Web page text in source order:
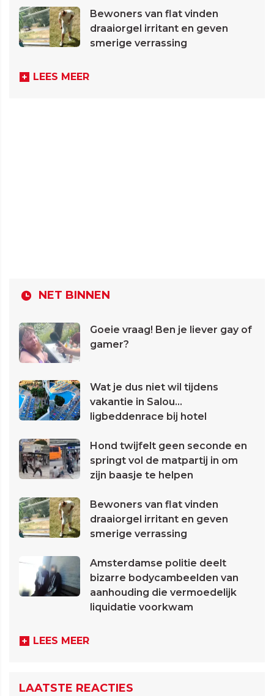
Bewoners van flat vinden
draaiorgel irritant en geven
smerige verrassing
LEES MEER
NET BINNEN
Goeie vraag! Ben je liever gay of
gamer?
Wat je dus niet wil tijdens
vakantie in Salou...
ligbeddenrace bij hotel
Hond twijfelt geen seconde en
springt vol de matpartij in om
zijn baasje te helpen
Bewoners van flat vinden
draaiorgel irritant en geven
smerige verrassing
Amsterdamse politie deelt
bizarre bodycambeelden van
aanhouding die vermoedelijk
liquidatie voorkwam
LEES MEER
LAATSTE REACTIES